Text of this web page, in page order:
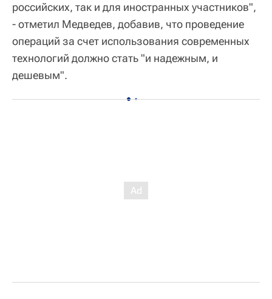
российских, так и для иностранных участников",
- отметил Медведев, добавив, что проведение
операций за счет использования современных
технологий должно стать "и надежным, и
дешевым".